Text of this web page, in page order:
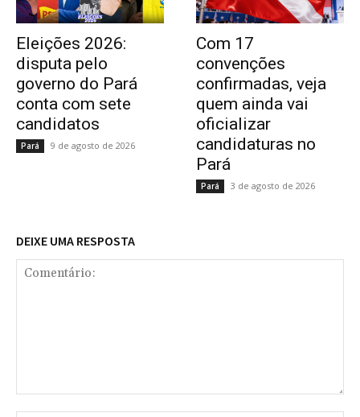
Eleições 2026:
disputa pelo
governo do Pará
conta com sete
candidatos
Pará 9 de agosto de 2026
Com 17
convenções
confirmadas, veja
quem ainda vai
oficializar
candidaturas no
Pará
Pará 3 de agosto de 2026
DEIXE UMA RESPOSTA